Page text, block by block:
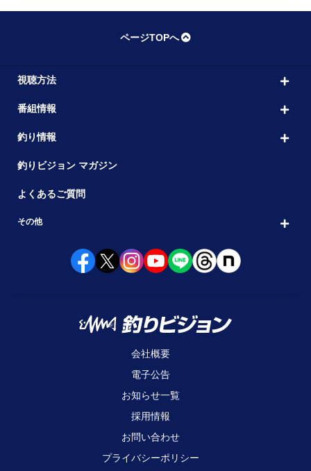
ページTOPへ
視聴方法
番組情報
釣り情報
釣りビジョン マガジン
よくあるご質問
その他
会社概要
電子公告
お知らせ一覧
採用情報
お問い合わせ
プライバシーポリシー